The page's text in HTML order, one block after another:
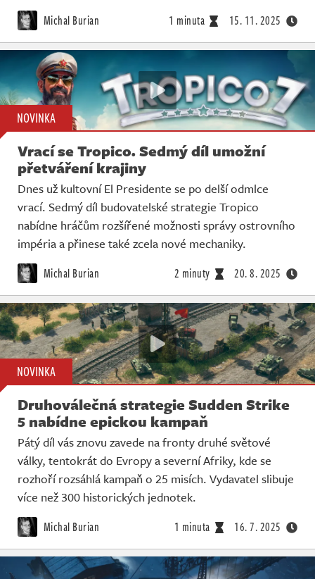
Michal Burian 1 minuta 15. 11. 2025
NOVINKA
Vrací se Tropico. Sedmý díl umožní
přetváření krajiny
Dnes už kultovní El Presidente se po delší odmlce
vrací. Sedmý díl budovatelské strategie Tropico
nabídne hráčům rozšířené možnosti správy ostrovního
impéria a přinese také zcela nové mechaniky.
Michal Burian 2 minuty 20. 8. 2025
NOVINKA
Druhoválečná strategie Sudden Strike
5 nabídne epickou kampaň
Pátý díl vás znovu zavede na fronty druhé světové
války, tentokrát do Evropy a severní Afriky, kde se
rozhoří rozsáhlá kampaň o 25 misích. Vydavatel slibuje
více než 300 historických jednotek.
Michal Burian 1 minuta 16. 7. 2025